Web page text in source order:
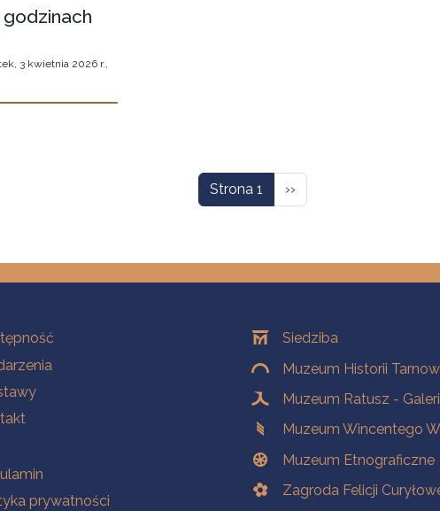
3 kwietnia 2026 r.,
Strona 1 Następna strona
››
prywatności
OddziałySiedziba
Muzeum Historii
Muzeum Ratusz -
Muzeum Wincentego
Muzeum Etnograficzne
Zagroda Felicji